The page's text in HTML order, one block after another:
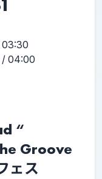
03:30
/ 04:00
“
Groove
ェス